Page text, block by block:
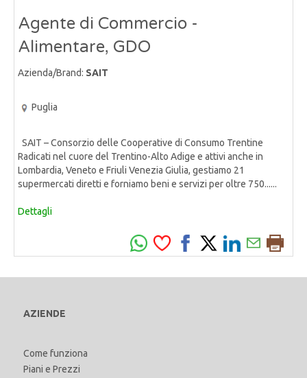
Agente di Commercio -
Alimentare, GDO
Azienda/Brand: SAIT
Puglia
SAIT – Consorzio delle Cooperative di Consumo Trentine
Radicati nel cuore del Trentino-Alto Adige e attivi anche in
Lombardia, Veneto e Friuli Venezia Giulia, gestiamo 21
supermercati diretti e forniamo beni e servizi per oltre 750......
Dettagli
AZIENDE
Come funziona
Piani e Prezzi